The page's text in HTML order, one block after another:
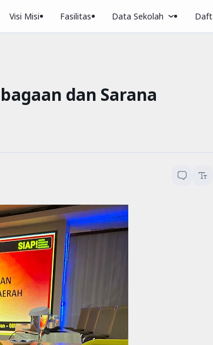
Visi Misi Fasilitas Data Sekolah
dan Sarana